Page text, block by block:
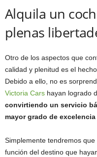
Alquila un
plenas
Otro de los aspectos que
calidad y plenitud es el
Debido a ello, no es
Victoria Cars hayan logrado
convirtiendo un servicio
mayor grado de excelencia
Simplemente tendremos
función del destino que